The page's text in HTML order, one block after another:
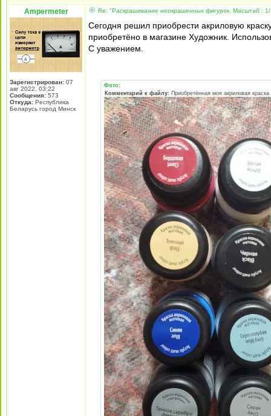
Ampermeter
Зарегистрирован: 07
авг 2022, 03:22
Сообщения: 573
Откуда: Республика
Беларусь город Минск
Re: "Раскрашивание неокрашенных фигурок. Масштаб :
Сегодня решил приобрести акриловую
приобретёно в магазине Художник.
С уважением.
Фото:
Комментарий к файлу: Приобретённая моя акриловая